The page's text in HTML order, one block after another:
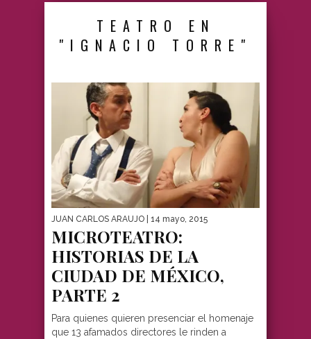
TEATRO EN
"IGNACIO TORRE"
JUAN CARLOS ARAUJO | 14 mayo, 2015
MICROTEATRO:
HISTORIAS DE LA
CIUDAD DE MÉXICO,
PARTE 2
Para quienes quieren presenciar el homenaje
que 13 afamados directores le rinden a